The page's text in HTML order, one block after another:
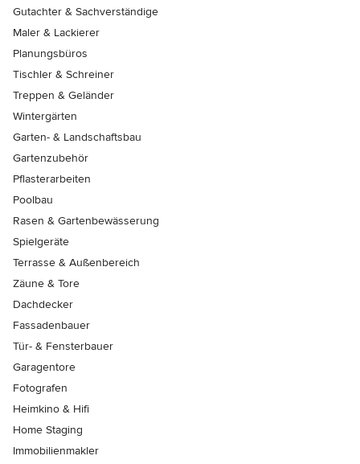
Gutachter & Sachverständige
Maler & Lackierer
Planungsbüros
Tischler & Schreiner
Treppen & Geländer
Wintergärten
Garten- & Landschaftsbau
Gartenzubehör
Pflasterarbeiten
Poolbau
Rasen & Gartenbewässerung
Spielgeräte
Terrasse & Außenbereich
Zäune & Tore
Dachdecker
Fassadenbauer
Tür- & Fensterbauer
Garagentore
Fotografen
Heimkino & Hifi
Home Staging
Immobilienmakler